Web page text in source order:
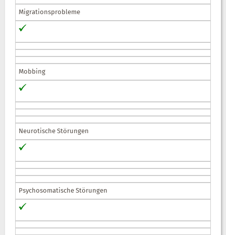
Migrationsprobleme
Mobbing
Neurotische Störungen
Psychosomatische Störungen